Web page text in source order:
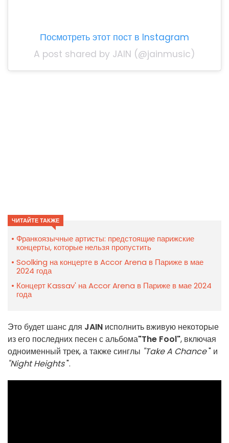
Посмотреть этот пост в Instagram
A post shared by JAIN (@jainmusic)
ЧИТАЙТЕ ТАКЖЕ
Франкоязычные артисты: предстоящие парижские
концерты, которые нельзя пропустить
Soolking на концерте в Accor Arena в Париже в мае
2024 года
Концерт Kassav' на Accor Arena в Париже в мае 2024
года
Это будет шанс для JAIN исполнить вживую некоторые
из его последних песен с альбома"The Fool", включая
одноименный трек, а также синглы "Take A Chance" и
"Night Heights".